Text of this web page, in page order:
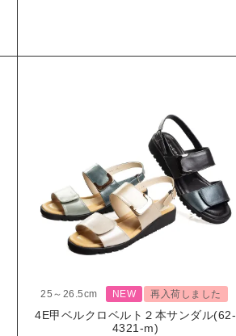
25～26.5cm NEW 再入荷しました
4E甲ベルクロベルト２本サンダル(62-
4321-m)